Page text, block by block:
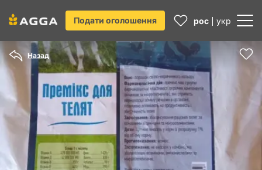
Подати оголошення рос укр
Назад